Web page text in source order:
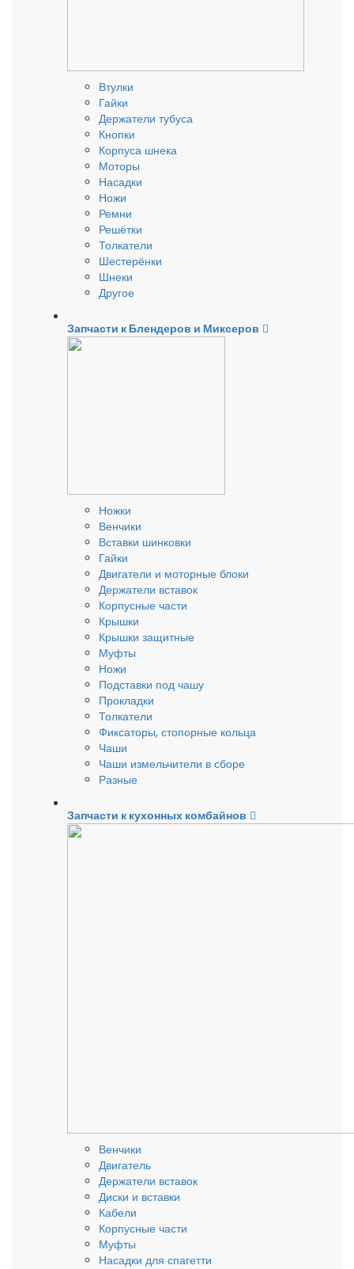
Втулки
Гайки
Держатели тубуса
Кнопки
Корпуса шнека
Моторы
Насадки
Ножи
Ремни
Решётки
Толкатели
Шестерёнки
Шнеки
Другое
Запчасти к Блендеров и Миксеров
Ножки
Венчики
Вставки шинковки
Гайки
Двигатели и моторные блоки
Держатели вставок
Корпусные части
Крышки
Крышки защитные
Муфты
Ножи
Подставки под чашу
Прокладки
Толкатели
Фиксаторы, стопорные кольца
Чаши
Чаши измельчители в сборе
Разные
Запчасти к кухонных комбайнов
Венчики
Двигатель
Держатели вставок
Диски и вставки
Кабели
Корпусные части
Муфты
Насадки для спагетти